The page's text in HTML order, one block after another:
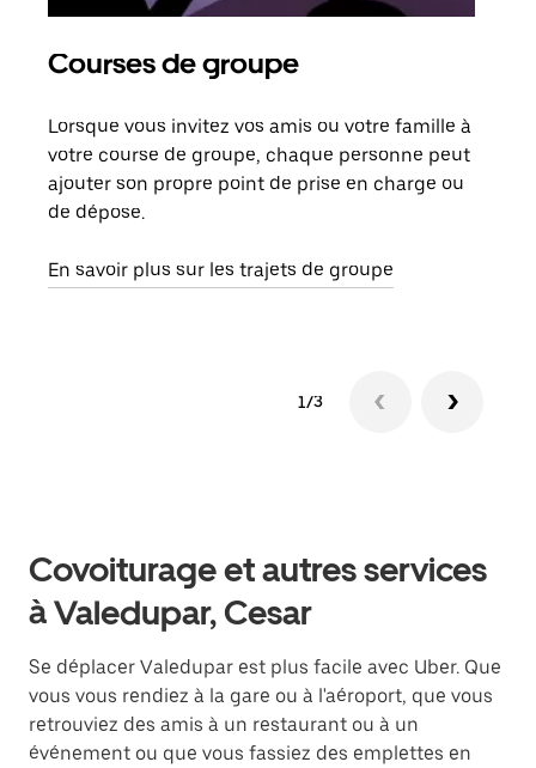
Courses de groupe
Lorsque vous invitez vos amis ou votre famille à
votre course de groupe, chaque personne peut
ajouter son propre point de prise en charge ou
de dépose.
En savoir plus sur les trajets de groupe
1/3
Covoiturage et autres services
à Valedupar, Cesar
Se déplacer Valedupar est plus facile avec Uber. Que
vous vous rendiez à la gare ou à l'aéroport, que vous
retrouviez des amis à un restaurant ou à un
événement ou que vous fassiez des emplettes en